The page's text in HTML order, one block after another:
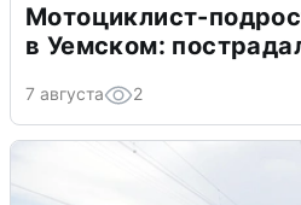
Мотоциклист-
в Уемском:
7 августа 2